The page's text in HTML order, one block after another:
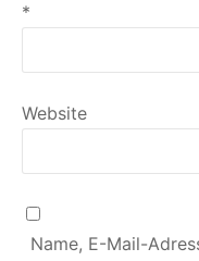
*
Website
Name, E-Mail-